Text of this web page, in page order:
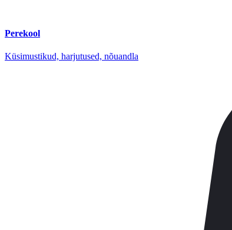
Perekool
Küsimustikud, harjutused, nõuandla